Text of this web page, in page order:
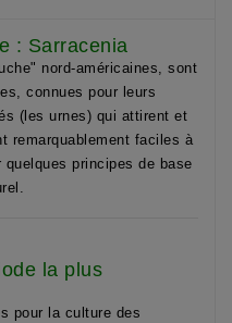
: Sarracenia
nord-américaines, sont
connues pour leurs
(les urnes) qui attirent et
remarquablement faciles à
principes de base
la plus
pour la culture des